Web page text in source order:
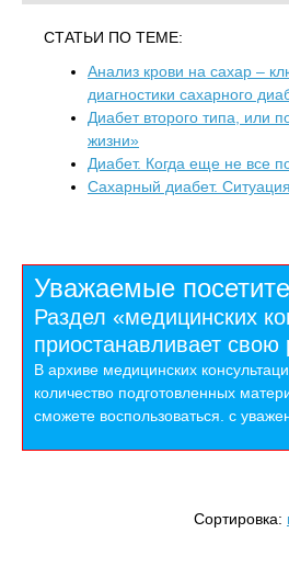
СТАТЬИ ПО ТЕМЕ:
Анализ крови на сахар –
диагностики сахарного
Диабет второго типа, или
жизни»
Диабет. Когда еще не все
Сахарный диабет.
Уважаемые
Раздел «медицинских
приостанавливает свою
В архиве медицинских
количество подготовленных
сможете воспользоваться. с
Сортировка: